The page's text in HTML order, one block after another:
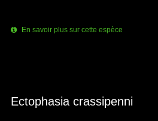
En savoir plus sur cette espèce
Ectophasia crassipenni